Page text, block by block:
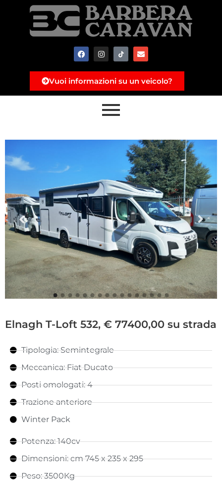
Vuoi informazioni su un veicolo?
Elnagh T-Loft 532, € 77400,00 su strada
Tipologia: Semintegrale
Meccanica: Fiat Ducato
Posti omologati: 4
Trazione anteriore
Winter Pack
Potenza: 140cv
Dimensioni: cm 745 x 235 x 295
Peso: 3500Kg